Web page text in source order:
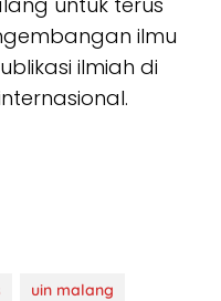
ilmu
ilmiah di
uin malang